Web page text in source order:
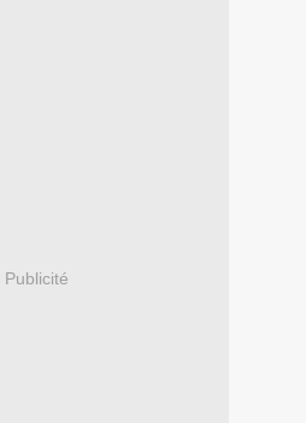
Publicité